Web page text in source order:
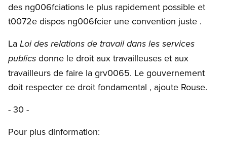
des ng006fciations le plus rapidement possible et
t0072e dispos ng006fcier une convention juste .
La Loi des relations de travail dans les services
publics donne le droit aux travailleuses et aux
travailleurs de faire la grv0065. Le gouvernement
doit respecter ce droit fondamental , ajoute Rouse.
- 30 -
Pour plus dinformation: